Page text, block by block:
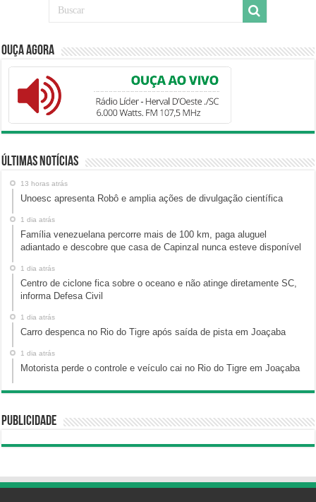
Ouça Agora
Últimas Notícias
13 horas atrás
Unoesc apresenta Robô e amplia ações de divulgação científica
1 dia atrás
Família venezuelana percorre mais de 100 km, paga aluguel
adiantado e descobre que casa de Capinzal nunca esteve disponível
1 dia atrás
Centro de ciclone fica sobre o oceano e não atinge diretamente SC,
informa Defesa Civil
1 dia atrás
Carro despenca no Rio do Tigre após saída de pista em Joaçaba
1 dia atrás
Motorista perde o controle e veículo cai no Rio do Tigre em Joaçaba
Publicidade